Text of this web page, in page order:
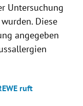
Untersuchung
Diese
angegeben
ruft